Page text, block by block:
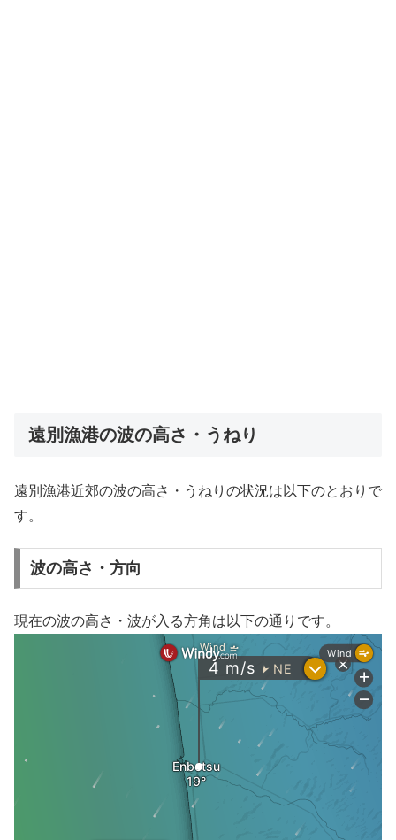
遠別漁港の波の高さ・うねり
遠別漁港近郊の波の高さ・うねりの状況は以下のとおりで
す。
波の高さ・方向
現在の波の高さ・波が入る方角は以下の通りです。